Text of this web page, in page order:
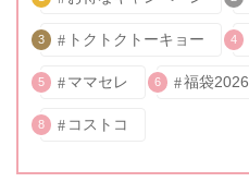
3 トクトクトーキョー 4
5 ママセレ 6 福袋2026
8 コストコ